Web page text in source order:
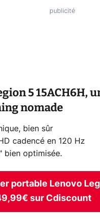
5 15ACH6H,
nomade
bien sûr
cadencé en 120 Hz
bien optimisée.
portable Lenovo
sur Cdiscount